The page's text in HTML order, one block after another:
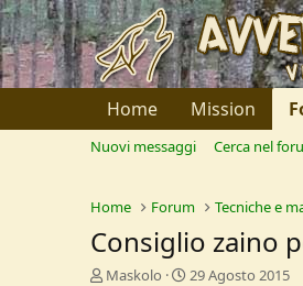
Home Mission
Nuovi messaggi Cerca nel
Home Forum Tecniche e
Consiglio zaino
C
Maskolo
D
29 Agosto 2015